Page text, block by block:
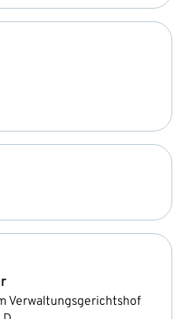
Verwaltungsgerichtshof